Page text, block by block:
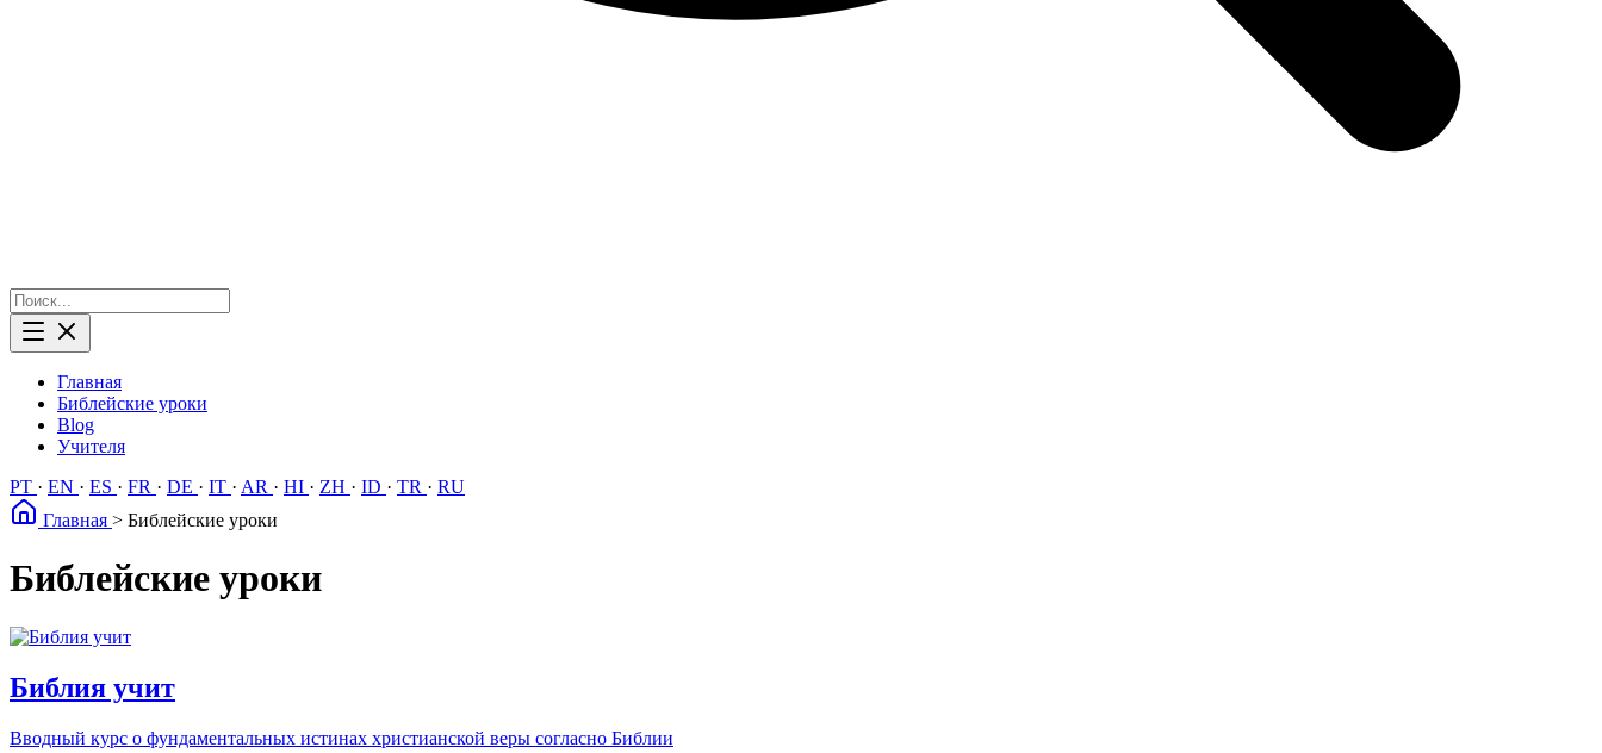
Главная
Библейские уроки
Blog
Учителя
PT · EN · ES · FR · DE · IT · AR · HI · ZH · ID · TR · RU
Главная > Библейские уроки
Библейские уроки
Библия учит
Вводный курс о фундаментальных истинах христианской веры согласно Библии